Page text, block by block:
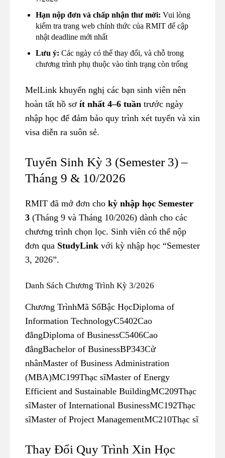
Hạn nộp đơn và chấp nhận thư mời: Vui lòng
kiểm tra trang web chính thức của RMIT để cập
nhật deadline mới nhất
Lưu ý: Các ngày có thể thay đổi, và chỗ trong
chương trình phụ thuộc vào tình trạng còn trống
MelLink khuyến nghị các bạn sinh viên nên
hoàn tất hồ sơ ít nhất 4–6 tuần trước ngày
nhập học để đảm bảo quy trình xét tuyển và xin
visa diễn ra suôn sẻ.
Tuyển Sinh Kỳ 3 (Semester 3) –
Tháng 9 & 10/2026
RMIT đã mở đơn cho kỳ nhập học Semester
3 (Tháng 9 và Tháng 10/2026) dành cho các
chương trình chọn lọc. Sinh viên có thể nộp
đơn qua StudyLink với kỳ nhập học “Semester
3, 2026”.
Danh Sách Chương Trình Kỳ 3/2026
Chương TrìnhMã SốBậc HọcDiploma of
Information TechnologyC5402Cao
đẳngDiploma of BusinessC5406Cao
đẳngBachelor of BusinessBP343Cử
nhânMaster of Business Administration
(MBA)MC199Thạc sĩMaster of Energy
Efficient and Sustainable BuildingMC209Thạc
sĩMaster of International BusinessMC192Thạc
sĩMaster of Project ManagementMC210Thạc sĩ
Thay Đổi Quy Trình Xin Học